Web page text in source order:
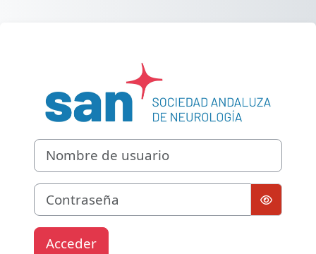
Saltar a creación de una nueva cuenta
Nombre de usuario
Contraseña
Acceder